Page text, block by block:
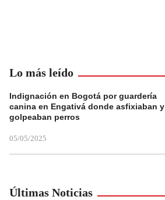
Lo más leído
Indignación en Bogotá por guardería
canina en Engativá donde asfixiaban y
golpeaban perros
05/05/2025
Últimas Noticias